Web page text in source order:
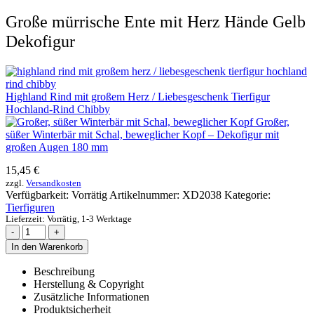
Große mürrische Ente mit Herz Hände Gelb
Dekofigur
Highland Rind mit großem Herz / Liebesgeschenk Tierfigur
Hochland-Rind Chibby
Großer,
süßer Winterbär mit Schal, beweglicher Kopf – Dekofigur mit
großen Augen 180 mm
15,45 €
zzgl. Versandkosten
Verfügbarkeit: Vorrätig Artikelnummer: XD2038 Kategorie:
Tierfiguren
Lieferzeit: Vorrätig, 1-3 Werktage
-
+
In den Warenkorb
Beschreibung
Herstellung & Copyright
Zusätzliche Informationen
Produktsicherheit